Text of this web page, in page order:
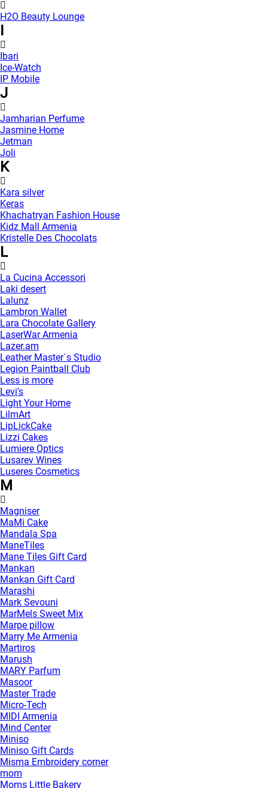
H2O Beauty Lounge
Ibari
Ice-Watch
IP Mobile
J
Jamharian Perfume
Jasmine Home
Jetman
Joli
K
Kara silver
Keras
Khachatryan Fashion House
Kidz Mall Armenia
Kristelle Des Chocolats
L
La Cucina Accessori
Laki desert
Lalunz
Lambron Wallet
Lara Chocolate Gallery
LaserWar Armenia
Lazer.am
Leather Master`s Studio
Legion Paintball Club
Less is more
Levi's
Light Your Home
LilmArt
LipLickCake
Lizzi Cakes
Lumiere Optics
Lusarev Wines
Luseres Cosmetics
M
Magniser
MaMi Cake
Mandala Spa
ManeTiles
Mane Tiles Gift Card
Mankan
Mankan Gift Card
Marashi
Mark Sevouni
MarMels Sweet Mix
Marpe pillow
Marry Me Armenia
Martiros
Marush
MARY Parfum
Masoor
Master Trade
Micro-Tech
MIDI Armenia
Mind Center
Miniso
Miniso Gift Cards
Misma Embroidery corner
mom
Moms Little Bakery